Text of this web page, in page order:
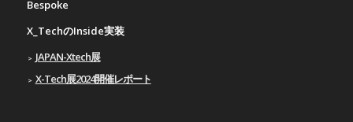
Bespoke
X_TechのInside実装
JAPAN-Xtech展
X-Tech展2024開催レポート